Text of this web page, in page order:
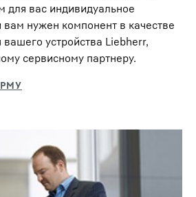
для вас индивидуальное
нужен компонент в качестве
вашего устройства Liebherr,
сервисному партнеру.